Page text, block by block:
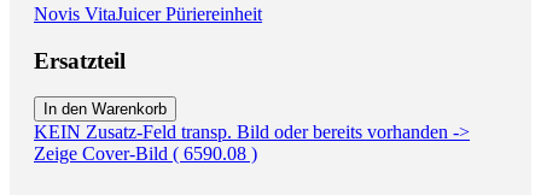
Novis VitaJuicer Püriereinheit
Ersatzteil
In den Warenkorb
KEIN Zusatz-Feld transp. Bild oder bereits vorhanden ->
Zeige Cover-Bild ( 6590.08 )